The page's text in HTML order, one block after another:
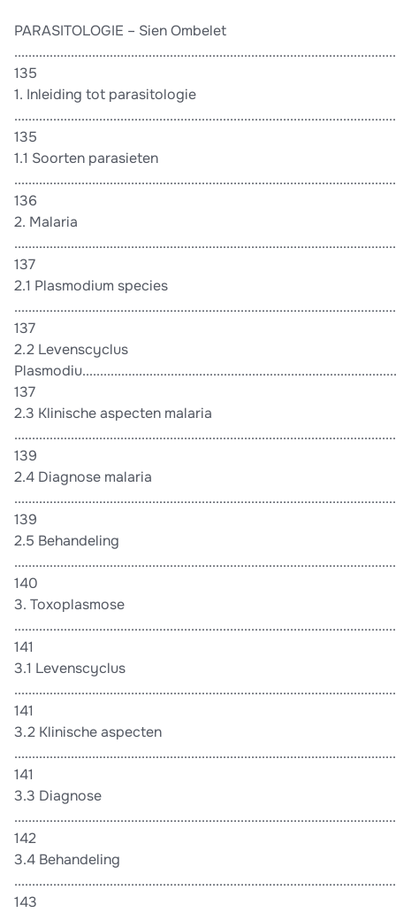
PARASITOLOGIE – Sien Ombelet
135
1. Inleiding tot parasitologie
135
1.1 Soorten parasieten
136
2. Malaria
137
2.1 Plasmodium species
137
2.2 Levenscyclus
137
2.3 Klinische aspecten malaria
139
2.4 Diagnose malaria
139
2.5 Behandeling
140
3. Toxoplasmose
141
3.1 Levenscyclus
141
3.2 Klinische aspecten
141
3.3 Diagnose
142
3.4 Behandeling
143